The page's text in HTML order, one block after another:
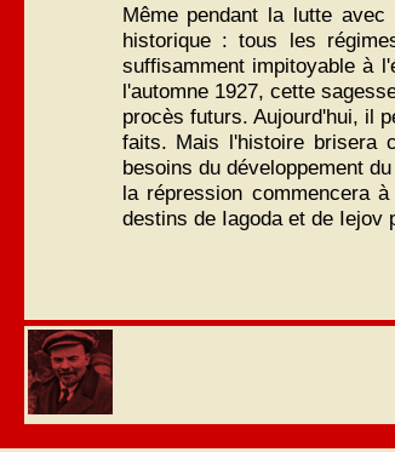
Même pendant la lutte
historique : tous les
suffisamment impitoyable à
l'automne 1927, cette
procès futurs. Aujourd'hui, il
faits. Mais l'histoire brisera
besoins du développement
la répression commencera
destins de Iagoda et de Iejov